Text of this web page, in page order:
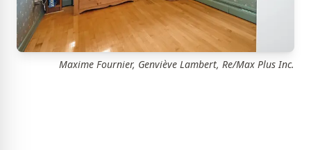
Maxime Fournier, Genviève Lambert, Re/Max Plus Inc.